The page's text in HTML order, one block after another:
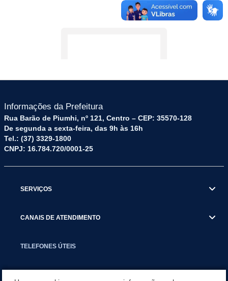
Informações da Prefeitura
Rua Barão de Piumhi, nº 121, Centro – CEP: 35570-128
De segunda a sexta-feira, das 9h às 16h
Tel.: (37) 3329-1800
CNPJ: 16.784.720/0001-25
SERVIÇOS
CANAIS DE ATENDIMENTO
TELEFONES ÚTEIS